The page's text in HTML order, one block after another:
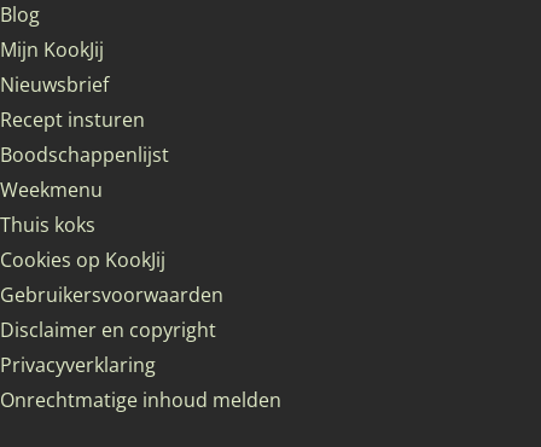
Blog
Mijn KookJij
Nieuwsbrief
Recept insturen
Boodschappenlijst
Weekmenu
Thuis koks
Cookies op KookJij
Gebruikersvoorwaarden
Disclaimer en copyright
Privacyverklaring
Onrechtmatige inhoud melden